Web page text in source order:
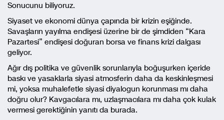
Sonucunu biliyoruz.
Siyaset ve ekonomi dünya çapında bir krizin eşiğinde.
Savaşların yayılma endişesi üzerine bir de şimdiden “Kara
Pazartesi” endişesi doğuran borsa ve finans krizi dalgası
geliyor.
Ağır dış politika ve güvenlik sorunlarıyla boğuşurken içeride
baskı ve yasaklarla siyasi atmosferin daha da keskinleşmesi
mi, yoksa muhalefetle siyasi diyalogun korunması mı daha
doğru olur? Kavgacılara mı, uzlaşmacılara mı daha çok kulak
vermesi gerektiğinin yanıtı da burada.